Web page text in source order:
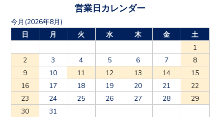
営業日カレンダー
今月(2026年8月)
日
月 火 水 木 金
土
1
2
3 4 5 6 7
8
9
10 11 12 13 14
15
16
17 18 19 20 21
22
23
24 25 26 27 28
29
30
31